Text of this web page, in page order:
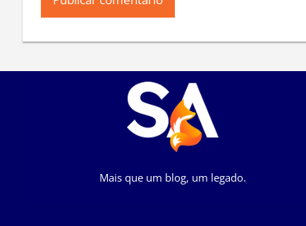
Mais que um blog, um legado.